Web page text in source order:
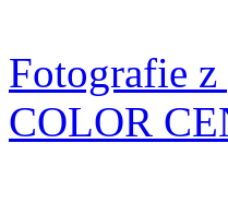
Fotografie
COLOR